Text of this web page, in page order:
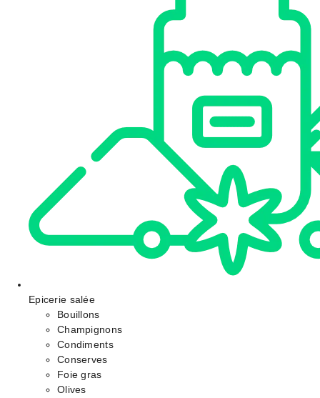
Epicerie salée
Bouillons
Champignons
Condiments
Conserves
Foie gras
Olives